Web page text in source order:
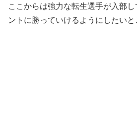
ここからは強力な転生選手が入部
ントに勝っていけるようにしたいと